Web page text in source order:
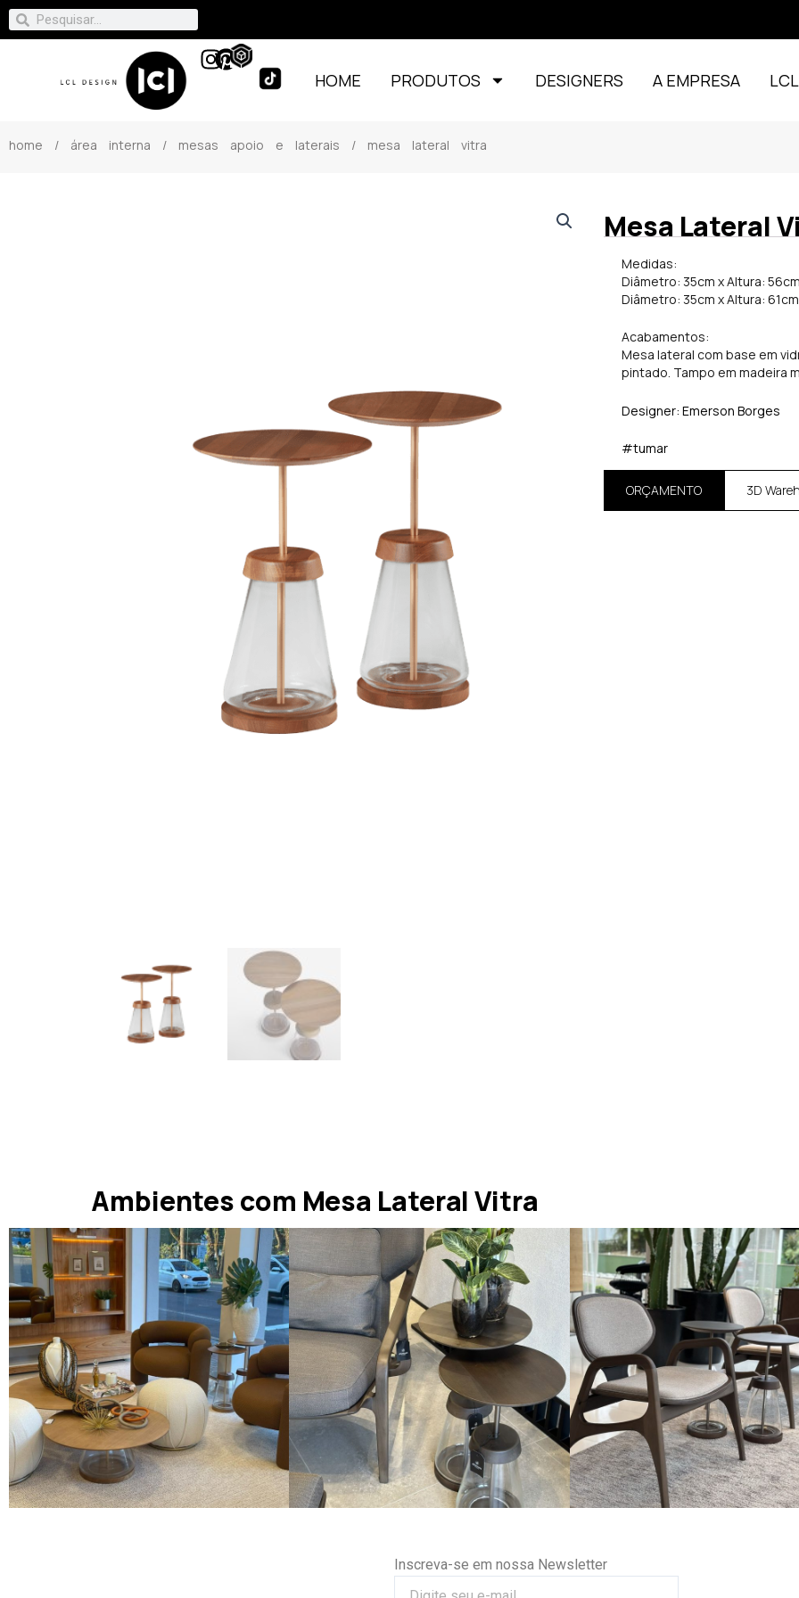
HOME PRODUTOS DESIGNERS A EMPRESA
home / área interna / mesas apoio e laterais / mesa lateral vitra
Mesa Lateral
Medidas:
Diâmetro: 35cm x Altura: 56cm
Diâmetro: 35cm x Altura: 61cm
Acabamentos:
Mesa lateral com base em
pintado. Tampo em madeira
Designer: Emerson Borges
#tumar
ORÇAMENTO 3D
Ambientes com Mesa Lateral Vitra
Inscreva-se em nossa Newsletter